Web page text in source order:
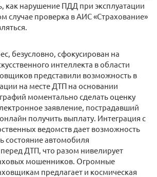
как нарушение ПДД при эксплуатации
случае проверка в АИС «Страхование»
безусловно, сфокусирован на
интеллекта в области
представили возможность в
на месте ДТП на основании
моментально сделать оценку
заявление, пострадавший
получить выплату. Интеграция с
ведомств дает возможность
состояние автомобиля
ДТП, что разом нивелирует
мошенников. Огромные
предлагает и космическая